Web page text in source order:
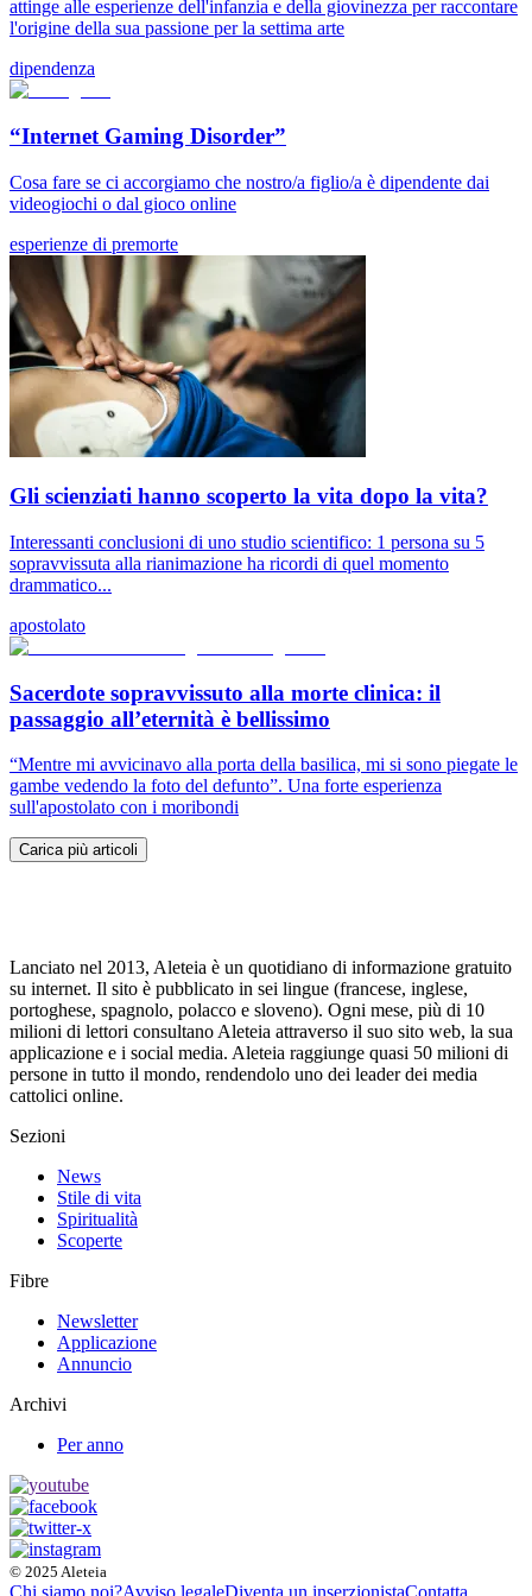
attinge alle esperienze dell'infanzia e della giovinezza per raccontare
l'origine della sua passione per la settima arte
dipendenza
“Internet Gaming Disorder”
Cosa fare se ci accorgiamo che nostro/a figlio/a è dipendente dai
videogiochi o dal gioco online
esperienze di premorte
Gli scienziati hanno scoperto la vita dopo la vita?
Interessanti conclusioni di uno studio scientifico: 1 persona su 5
sopravvissuta alla rianimazione ha ricordi di quel momento
drammatico...
apostolato
Sacerdote sopravvissuto alla morte clinica: il
passaggio all’eternità è bellissimo
“Mentre mi avvicinavo alla porta della basilica, mi si sono piegate le
gambe vedendo la foto del defunto”. Una forte esperienza
sull'apostolato con i moribondi
Carica più articoli
Lanciato nel 2013, Aleteia è un quotidiano di informazione gratuito
su internet. Il sito è pubblicato in sei lingue (francese, inglese,
portoghese, spagnolo, polacco e sloveno). Ogni mese, più di 10
milioni di lettori consultano Aleteia attraverso il suo sito web, la sua
applicazione e i social media. Aleteia raggiunge quasi 50 milioni di
persone in tutto il mondo, rendendolo uno dei leader dei media
cattolici online.
Sezioni
News
Stile di vita
Spiritualità
Scoperte
Fibre
Newsletter
Applicazione
Annuncio
Archivi
Per anno
© 2025 Aleteia